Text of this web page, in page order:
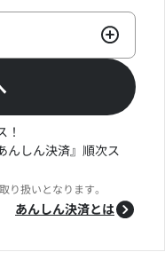
！
んしん決済』順次ス
扱いとなります。
あんしん決済とは